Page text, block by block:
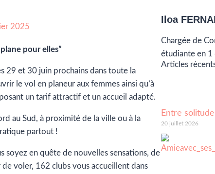
plane pour elles”
29 et 30 juin prochains dans toute la
le vol en planeur aux femmes ainsi qu’à
un tarif attractif et un accueil adapté.
au Sud, à proximité de la ville ou à la
partout !
soyez en quête de nouvelles sensations, de
voler, 162 clubs vous accueillent dans
Iloa
Chargée de
étudiante en 1
Articles
Entre
20 juillet 2026